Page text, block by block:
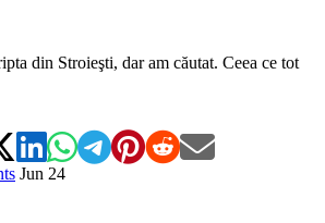
din Stroieşti, dar am căutat. Ceea ce tot
Jun 24